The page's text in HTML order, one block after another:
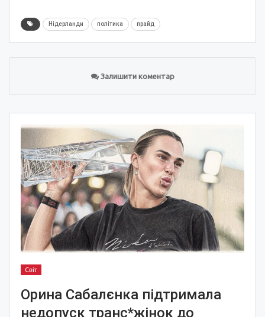
Нідерланди політика прайд
Залишити коментар
Світ
Орина Сабалєнка підтримала
недопуск транс*жінок до